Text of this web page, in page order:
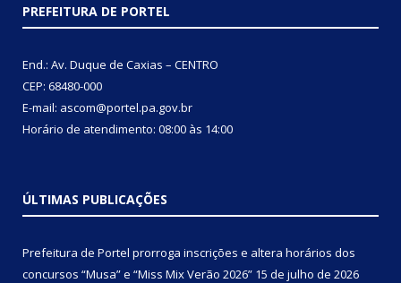
PREFEITURA DE PORTEL
End.: Av. Duque de Caxias – CENTRO
CEP: 68480-000
E-mail: ascom@portel.pa.gov.br
Horário de atendimento: 08:00 às 14:00
ÚLTIMAS PUBLICAÇÕES
Prefeitura de Portel prorroga inscrições e altera horários dos
concursos “Musa” e “Miss Mix Verão 2026” 15 de julho de 2026